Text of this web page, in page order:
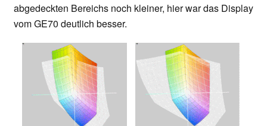
abgedeckten Bereichs noch kleiner, hier war das Display
vom GE70 deutlich besser.